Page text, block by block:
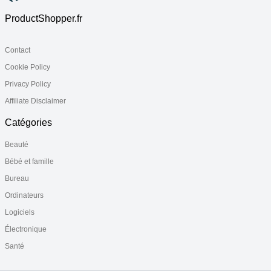
ProductShopper.fr
Contact
Cookie Policy
Privacy Policy
Affiliate Disclaimer
Catégories
Beauté
Bébé et famille
Bureau
Ordinateurs
Logiciels
Électronique
Santé